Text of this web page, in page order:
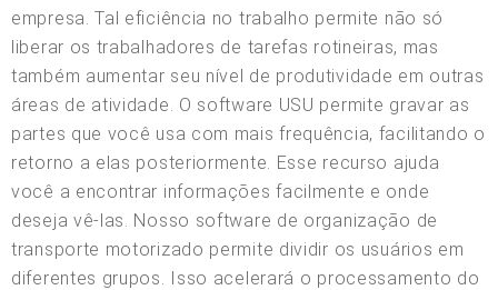
empresa. Tal eficiência no trabalho permite não só
liberar os trabalhadores de tarefas rotineiras, mas
também aumentar seu nível de produtividade em outras
áreas de atividade. O software USU permite gravar as
partes que você usa com mais frequência, facilitando o
retorno a elas posteriormente. Esse recurso ajuda
você a encontrar informações facilmente e onde
deseja vê-las. Nosso software de organização de
transporte motorizado permite dividir os usuários em
diferentes grupos. Isso acelerará o processamento do